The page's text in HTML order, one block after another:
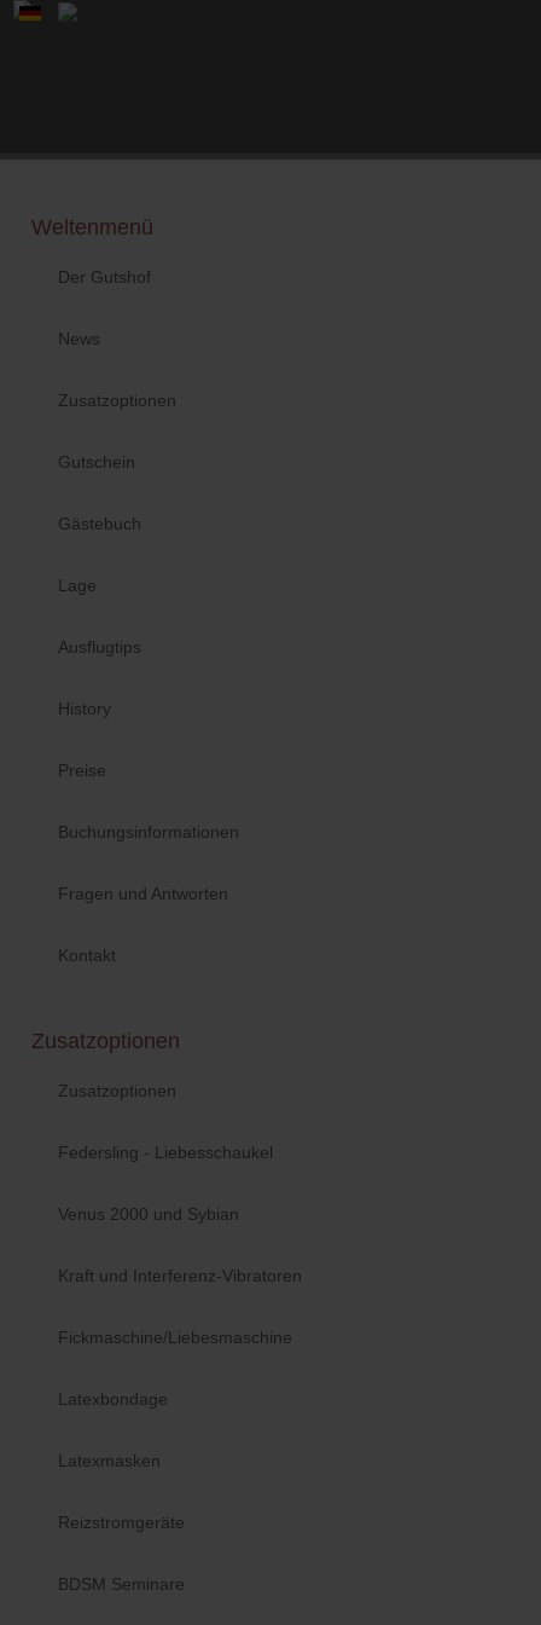
Weltenmenü
Der Gutshof
News
Zusatzoptionen
Gutschein
Gästebuch
Lage
Ausflugtips
History
Preise
Buchungsinformationen
Fragen und Antworten
Kontakt
Zusatzoptionen
Zusatzoptionen
Federsling - Liebesschaukel
Venus 2000 und Sybian
Kraft und Interferenz-Vibratoren
Fickmaschine/Liebesmaschine
Latexbondage
Latexmasken
Reizstromgeräte
BDSM Seminare